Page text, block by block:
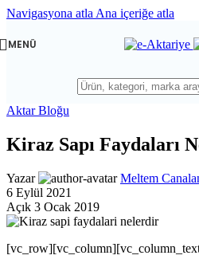
Navigasyona atla Ana içeriğe atla
MENÜ
Aktar Bloğu
Kiraz Sapı Faydaları
Yazar
Meltem
6 Eylül 2021
Açık 3 Ocak 2019